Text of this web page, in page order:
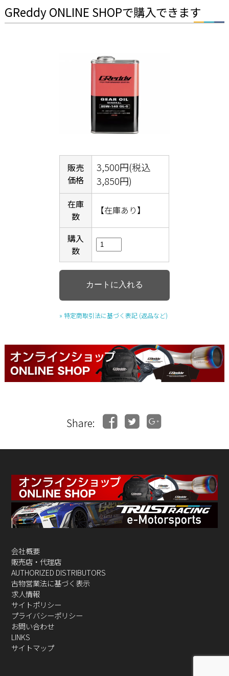
GReddy ONLINE SHOPで購入できます
販売
価格
3,500円(税込
3,850円)
在庫
数
【在庫あり】
購入
数
» 特定商取引法に基づく表記 (返品など)
Share:
会社概要
販売店・代理店
AUTHORIZED DISTRIBUTORS
古物営業法に基づく表示
求人情報
サイトポリシー
プライバシーポリシー
お問い合わせ
LINKS
サイトマップ